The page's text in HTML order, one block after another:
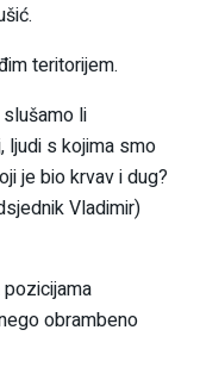
teritorijem.
li
ljudi s kojima smo
je bio krvav i dug?
Vladimir)
obrambeno